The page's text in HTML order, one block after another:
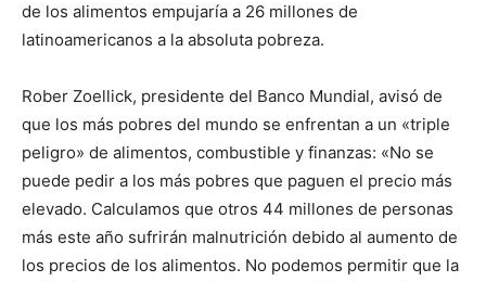
de los alimentos empujaría a 26 millones de
latinoamericanos a la absoluta pobreza.
Rober Zoellick, presidente del Banco Mundial, avisó de
que los más pobres del mundo se enfrentan a un «triple
peligro» de alimentos, combustible y finanzas: «No se
puede pedir a los más pobres que paguen el precio más
elevado. Calculamos que otros 44 millones de personas
más este año sufrirán malnutrición debido al aumento de
los precios de los alimentos. No podemos permitir que la